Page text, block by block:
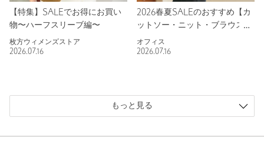
【特集】SALEでお得にお買い
物〜ハーフスリーブ編〜
枚方ウィメンズストア
2026.07.16
2026春夏SALEのおすすめ【カ
ットソー・ニット・ブラウス
編】
オフィス
2026.07.16
もっと見る